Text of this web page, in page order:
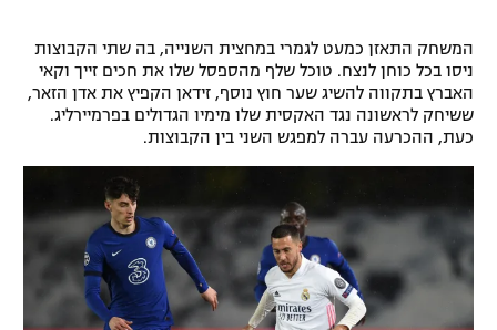
המשחק התאזן כמעט לגמרי במחצית השנייה, בה שתי הקבוצות
ניסו בכל כוחן לנצח. טוכל שלף מהספסל שלו את חכים זייך וקאי
האברץ בתקווה להשיג שער חוץ נוסף, זידאן הקפיץ את אדן הזאר,
ששיחק לראשונה נגד האקסית שלו מימיו הגדולים בפרמיירליג.
כעת, ההכרעה עברה למפגש השני בין הקבוצות.